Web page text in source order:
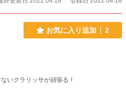
お気に入り追加 2
いクラリッサが頑張る！